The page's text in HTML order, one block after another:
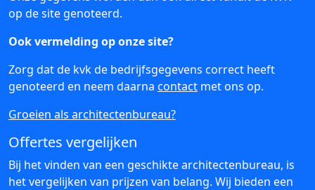
op de site genoteerd.
Ook vermelding op onze site?
Zorg dat de kvk de bedrijfsgegevens correct heeft
genoteerd en neem daarna contact met ons op.
Groeien als architectenbureau?
Offertes vergelijken
Bij het vinden van een geschikte architectenbureau, is
het vergelijken van prijzen van belang. Wij bieden een